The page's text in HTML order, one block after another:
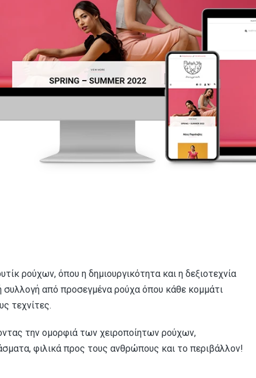
ρούχων, όπου η δημιουργικότητα και η δεξιοτεχνία
συλλογή από προσεγμένα ρούχα όπου κάθε κομμάτι
τεχνίτες.
την ομορφιά των χειροποίητων ρούχων,
φιλικά προς τους ανθρώπους και το περιβάλλον!